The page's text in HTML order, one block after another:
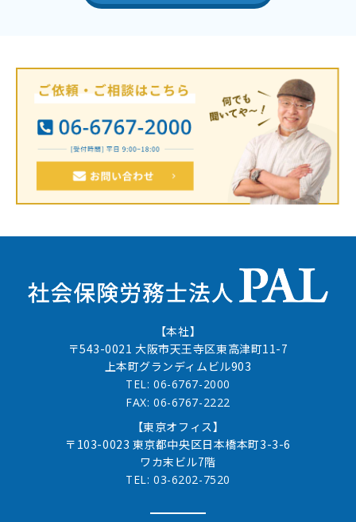
【本社】
〒543-0021 大阪市天王寺区東高津町11-7
上本町グランディムビル903
TEL: 06-6767-2000
FAX: 06-6767-2222
【東京オフィス】
〒103-0023 東京都中央区日本橋本町3-3-6
ワカ末ビル7階
TEL: 03-6202-7520